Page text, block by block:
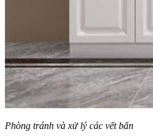
Phòng tránh và xử lý các vết bẩn